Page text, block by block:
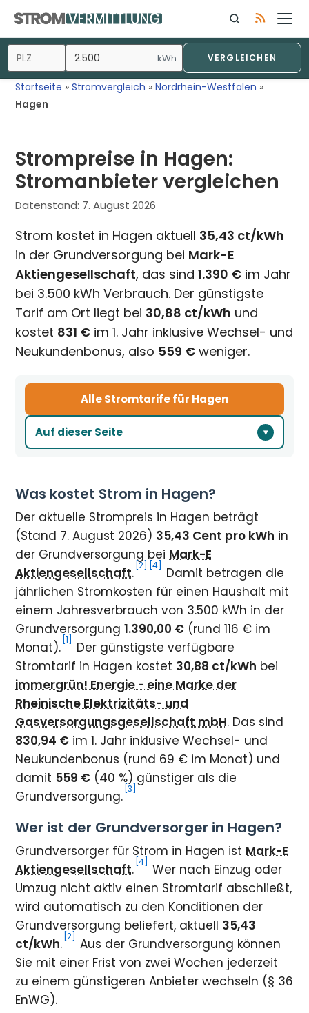
Inhalt
springen
kWh VERGLEICHEN
Startseite »Stromvergleich »Nordrhein-Westfalen »
Hagen
Strompreise in Hagen:
Stromanbieter vergleichen
Datenstand: 7. August 2026
Strom kostet in Hagen aktuell 35,43 ct/kWh
in der Grundversorgung bei Mark-E
Aktiengesellschaft, das sind1.390 € im Jahr
bei 3.500 kWh Verbrauch. Der günstigste
Tarif am Ort liegt bei 30,88 ct/kWh und
kostet 831 € im 1. Jahr inklusive Wechsel- und
Neukundenbonus, also 559 € weniger.
Auf dieser Seite
Alle Stromtarife für Hagen
Was kostet Strom in Hagen?
Der aktuelle Strompreis in Hagen beträgt
(Stand 7. August 2026) 35,43 Cent pro kWh in
der Grundversorgung beiMark-E
Aktiengesellschaft. [2] [4]
Damit betragen die
jährlichen Stromkosten für einen Haushalt mit
einem Jahresverbrauch von 3.500 kWh in der
Grundversorgung1.390,00 € (rund 116 € im
Monat). [1]
Der günstigste verfügbare
Stromtarif in Hagen kostet 30,88 ct/kWh bei
immergrün! Energie - eine Marke der
Rheinische Elektrizitäts- und
Gasversorgungsgesellschaft mbH. Das sind
830,94 € im 1. Jahr inklusive Wechsel- und
Neukundenbonus (rund 69 € im Monat) und
damit 559 € (40 %) günstiger als die
Grundversorgung. [3]
Wer ist der Grundversorger in Hagen?
Grundversorger für Strom in Hagen istMark-E
Aktiengesellschaft. [4]
Wer nach Einzug oder
Umzug nicht aktiv einen Stromtarif abschließt,
wird automatisch zu den Konditionen der
Grundversorgung beliefert, aktuell 35,43
ct/kWh. [2]
Aus der Grundversorgung können
Sie mit einer Frist von zwei Wochen jederzeit
zu einem günstigeren Anbieter wechseln (§ 36
EnWG).